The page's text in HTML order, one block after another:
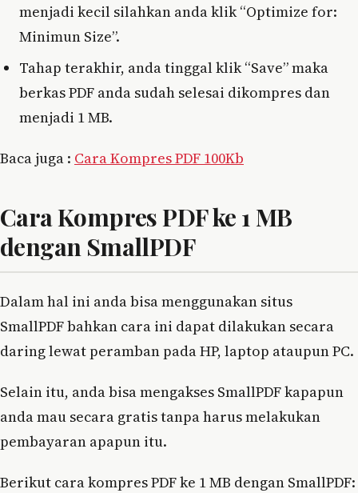
menjadi kecil silahkan anda klik “Optimize for:
Minimun Size”.
Tahap terakhir, anda tinggal klik “Save” maka
berkas PDF anda sudah selesai dikompres dan
menjadi 1 MB.
Baca juga : Cara Kompres PDF 100Kb
Cara Kompres PDF ke 1 MB
dengan SmallPDF
Dalam hal ini anda bisa menggunakan situs
SmallPDF bahkan cara ini dapat dilakukan secara
daring lewat peramban pada HP, laptop ataupun PC.
Selain itu, anda bisa mengakses SmallPDF kapapun
anda mau secara gratis tanpa harus melakukan
pembayaran apapun itu.
Berikut cara kompres PDF ke 1 MB dengan SmallPDF: